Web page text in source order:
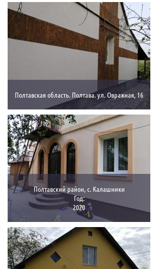
Полтавская область. Полтава. ул. Овражная, 16
Полтавский район, с. Калашники
Год:
2020